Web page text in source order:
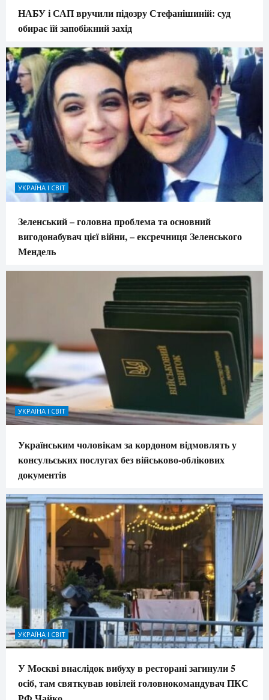
НАБУ і САП вручили підозру Стефанішиній: суд
обирає їй запобіжний захід
УКРАЇНА І СВІТ
Зеленський – головна проблема та основний
вигодонабувач цієї війни, – ексречниця Зеленського
Мендель
УКРАЇНА І СВІТ
Українським чоловікам за кордоном відмовлять у
консульських послугах без військово-облікових
документів
УКРАЇНА І СВІТ
У Москві внаслідок вибуху в ресторані загинули 5
осіб, там святкував ювілей головнокомандувач ПКС